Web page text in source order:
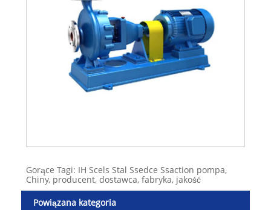
Gorące Tagi: IH Scels Stal Ssedce Ssaction pompa,
Chiny, producent, dostawca, fabryka, jakość
Powiązana kategoria